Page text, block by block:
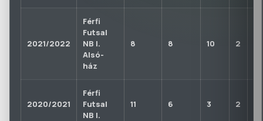
2021/2022
Férfi
Futsal
NB I.
Alsó-
ház
8 8 10 2
2020/2021
Férfi
Futsal
NB I.
11 6 3 2